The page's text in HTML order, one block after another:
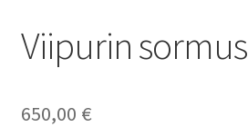
Viipurin sormus
650,00 €